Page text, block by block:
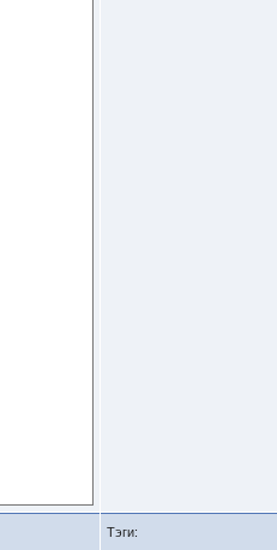
Тэги: